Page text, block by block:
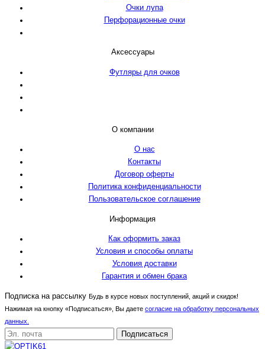
Очки лупа
Перфорационные очки
Аксессуары
Футляры для очков
О компании
О нас
Контакты
Договор оферты
Политика конфиденциальности
Пользовательское соглашение
Информация
Как оформить заказ
Условия и способы оплаты
Условия доставки
Гарантия и обмен брака
Подписка на рассылку Будь в курсе новых поступлений, акций и скидок!
Нажимая на кнопку «Подписаться», Вы даете согласие на обработку персональных
данных.
Подписаться